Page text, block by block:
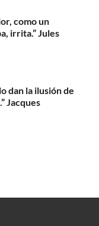
como un
irrita.” Jules
dan la ilusión de
Jacques